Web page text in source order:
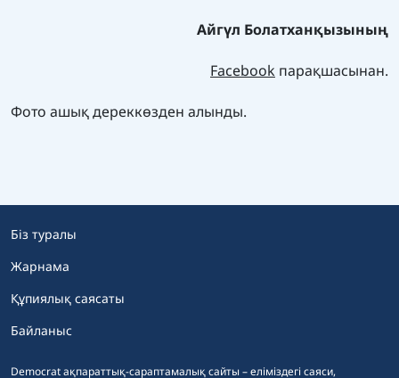
Айгүл Болатханқызының
Facebook парақшасынан.
Фото ашық дереккөзден алынды.
Democrat ақпараттық-сараптамалық сайты – еліміздегі саяси,
Біз туралы
Жарнама
Құпиялық саясаты
Байланыс